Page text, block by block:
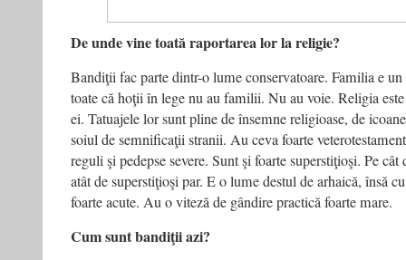
De unde vine toată raportarea lor la religie?
Bandiţii fac parte dintr-o lume conservatoare. Familia e
toate că hoţii în lege nu au familii. Nu au voie. Religia
ei. Tatuajele lor sunt pline de însemne religioase, de
soiul de semnificaţii stranii. Au ceva foarte
reguli şi pedepse severe. Sunt şi foarte superstiţioşi. Pe
atât de superstiţioşi par. E o lume destul de arhaică, însă
foarte acute. Au o viteză de gândire practică foarte mare.
Cum sunt bandiţii azi?